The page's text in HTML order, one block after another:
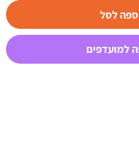
לסל
למועדפים